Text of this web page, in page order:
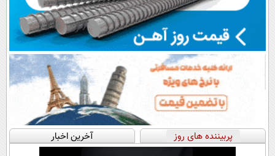
پربیننده های روز آخرین اخبار